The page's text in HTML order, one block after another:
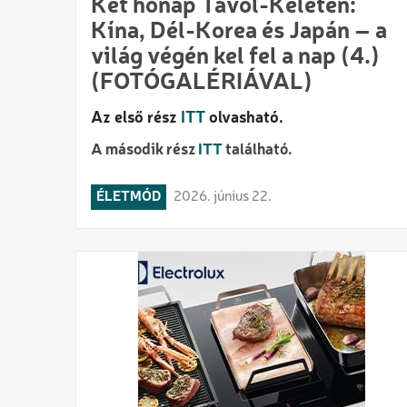
Két hónap Távol-Keleten:
Kína, Dél-Korea és Japán – a
világ végén kel fel a nap (4.)
(FOTÓGALÉRIÁVAL)
Az első rész ITT olvasható.
A második rész ITTtalálható.
ÉLETMÓD 2026. június 22.